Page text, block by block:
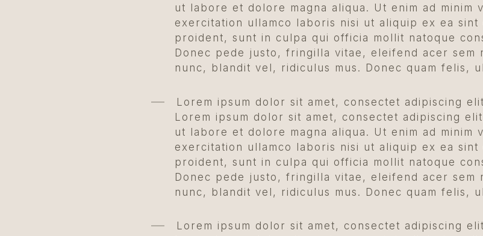
ut labore et dolore magna aliqua. Ut enim ad minim
exercitation ullamco laboris nisi ut aliquip ex ea sint
proident, sunt in culpa qui officia mollit natoque
Donec pede justo, fringilla vitae, eleifend acer sem
nunc, blandit vel, ridiculus mus. Donec quam felis,
Lorem ipsum dolor sit amet, consectet adipiscing
Lorem ipsum dolor sit amet, consectet adipiscing
ut labore et dolore magna aliqua. Ut enim ad minim
exercitation ullamco laboris nisi ut aliquip ex ea sint
proident, sunt in culpa qui officia mollit natoque
Donec pede justo, fringilla vitae, eleifend acer sem
nunc, blandit vel, ridiculus mus. Donec quam felis,
Lorem ipsum dolor sit amet, consectet adipiscing